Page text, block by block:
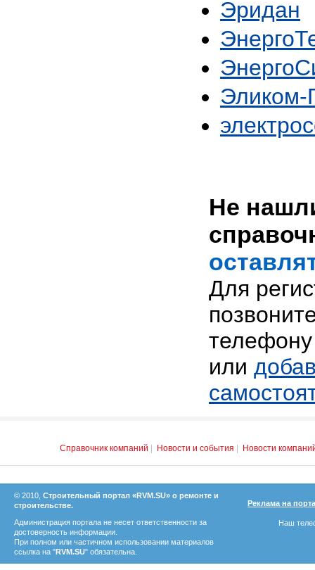
Эридан
Эликом-
Не
Для
или
Справочник компаний Новости и события Новости
© 2010, Строительный портал «RVM.SU» о ремонте и
строительстве.
Администрация портала не несет ответственности за
достоверность информации.
При полном или частичном использовании материалов
ссылка на "RVM.SU" обязательна.
Реклама на
Наш